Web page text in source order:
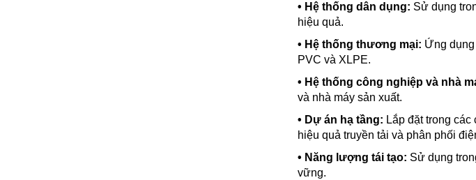
• Hệ thống dân dụng: Sử dụng
hiệu quả.
• Hệ thống thương mại: Ứng
PVC và XLPE.
• Hệ thống công nghiệp và nhà
và nhà máy sản xuất.
• Dự án hạ tầng: Lắp đặt trong
hiệu quả truyền tải và phân phối
• Năng lượng tái tạo: Sử dụng
vững.